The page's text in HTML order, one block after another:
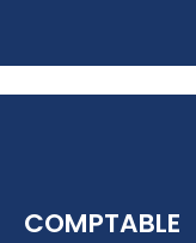
COMPTABLE